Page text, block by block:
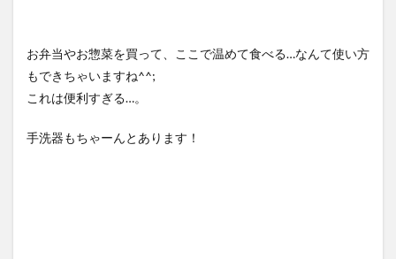
お弁当やお惣菜を買って、ここで温めて食べる…なんて使い方
もできちゃいますね^^;
これは便利すぎる…。
手洗器もちゃーんとあります！